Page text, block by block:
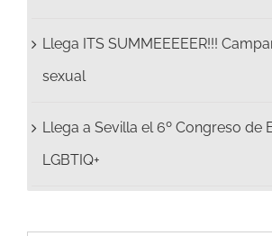
Llega ITS SUMMEEEEER!!!
sexual
Llega a Sevilla el 6º Congreso de
LGBTIQ+